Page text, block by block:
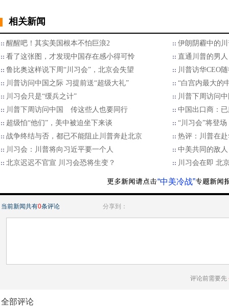
相关新闻
醒醒吧！其实美国根本不怕巨浪2
伊朗阴霾中的
看了这张图，才发现中国存在感小得可怜
直通川普的男
鲁比奥这样说下周“川习会”，北京会失望
川普访华CEO
川普访问中国之际 习提前送“超级大礼”
“白宫内最大的
川习会只是“缓兵之计”
川普下周访问
川普下周访问中国 传这些人也要同行
中国出口商：
超级怕“他们”，美中被迫坐下来谈
“川习会”将登
战争终结与否，都已不能阻止川普奔赴北京
热评：川普在
川习会：川普将向习近平要一个人
中美共同的敌人
北京迟迟不官宣 川习会恐将生变？
川习会在即 北
“中美冷战”
当前新闻共有0条评论 分享到：
评论前需要先
全部评论